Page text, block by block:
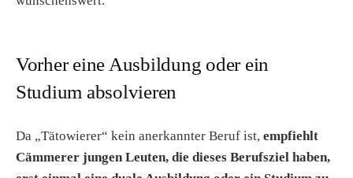
Vorher eine Ausbildung oder ein
Studium absolvieren
Da „Tätowierer“ kein anerkannter Beruf ist, empfiehlt
Cämmerer jungen Leuten, die dieses Berufsziel haben,